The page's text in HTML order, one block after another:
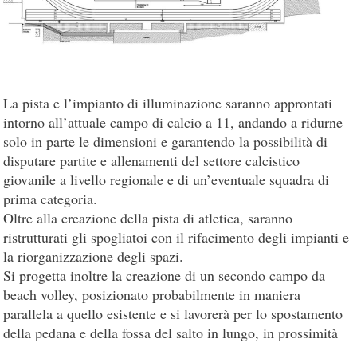
La pista e l’impianto di illuminazione saranno approntati
intorno all’attuale campo di calcio a 11, andando a ridurne
solo in parte le dimensioni e garantendo la possibilità di
disputare partite e allenamenti del settore calcistico
giovanile a livello regionale e di un’eventuale squadra di
prima categoria.
Oltre alla creazione della pista di atletica, saranno
ristrutturati gli spogliatoi con il rifacimento degli impianti e
la riorganizzazione degli spazi.
Si progetta inoltre la creazione di un secondo campo da
beach volley, posizionato probabilmente in maniera
parallela a quello esistente e si lavorerà per lo spostamento
della pedana e della fossa del salto in lungo, in prossimità